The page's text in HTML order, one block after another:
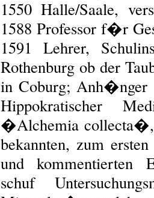
1550 Halle/Saale,
1588 Professor f�r
1591 Lehrer,
Rothenburg ob der
in Coburg; Anh�nger
Hippokratischer
�Alchemia collecta�,
bekannten, zum
und kommentierten
schuf